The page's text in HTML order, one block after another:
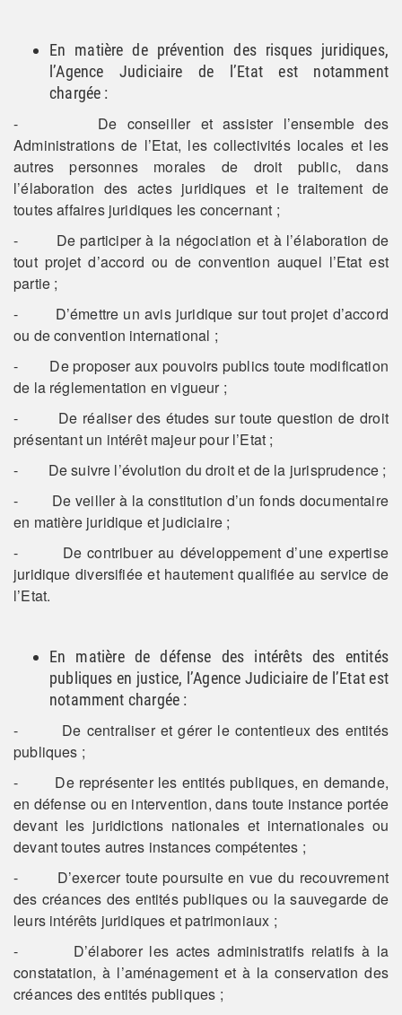
En matière de prévention des risques juridiques,
l’Agence Judiciaire de l’Etat est notamment
chargée :
- De conseiller et assister l’ensemble des
Administrations de l’Etat, les collectivités locales et les
autres personnes morales de droit public, dans
l’élaboration des actes juridiques et le traitement de
toutes affaires juridiques les concernant ;
- De participer à la négociation et à l’élaboration de
tout projet d’accord ou de convention auquel l’Etat est
partie ;
- D’émettre un avis juridique sur tout projet d’accord
ou de convention international ;
- De proposer aux pouvoirs publics toute modification
de la réglementation en vigueur ;
- De réaliser des études sur toute question de droit
présentant un intérêt majeur pour l’Etat ;
- De suivre l’évolution du droit et de la jurisprudence ;
- De veiller à la constitution d’un fonds documentaire
en matière juridique et judiciaire ;
- De contribuer au développement d’une expertise
juridique diversifiée et hautement qualifiée au service de
l’Etat.
En matière de défense des intérêts des entités
publiques en justice, l’Agence Judiciaire de l’Etat est
notamment chargée :
- De centraliser et gérer le contentieux des entités
publiques ;
- De représenter les entités publiques, en demande,
en défense ou en intervention, dans toute instance portée
devant les juridictions nationales et internationales ou
devant toutes autres instances compétentes ;
- D’exercer toute poursuite en vue du recouvrement
des créances des entités publiques ou la sauvegarde de
leurs intérêts juridiques et patrimoniaux ;
- D’élaborer les actes administratifs relatifs à la
constatation, à l’aménagement et à la conservation des
créances des entités publiques ;